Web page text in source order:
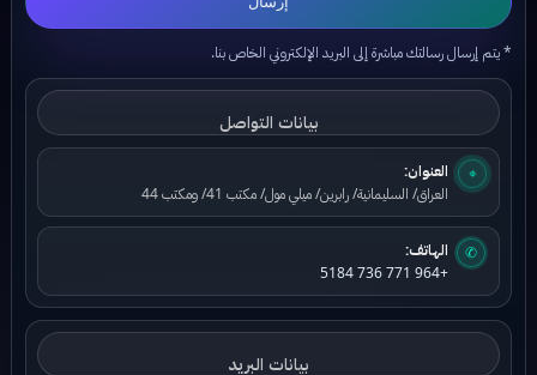
بيانات التواصل
العراق/ السليمانية/ رابرين/ ميلي مول/ مكتب 41/ ومكتب 44
✆
الهاتف:
+964 771 736 5184
بيانات البريد
✉